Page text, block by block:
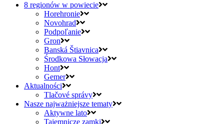
8 regionów w powiecie
Horehronie
Novohrad
Podpoľanie
Gron
Banská Štiavnica
Środkowa Słowacja
Hont
Gemer
Aktualności
Tlačové správy
Nasze najważniejsze tematy
Aktywne lato
Tajemnicze zamki